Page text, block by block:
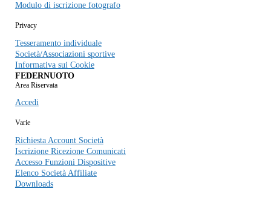
Modulo di iscrizione fotografo
Privacy
Tesseramento individuale
Società/Associazioni sportive
Informativa sui Cookie
FEDERNUOTO
Area Riservata
Accedi
Varie
Richiesta Account Società
Iscrizione Ricezione Comunicati
Accesso Funzioni Dispositive
Elenco Società Affiliate
Downloads